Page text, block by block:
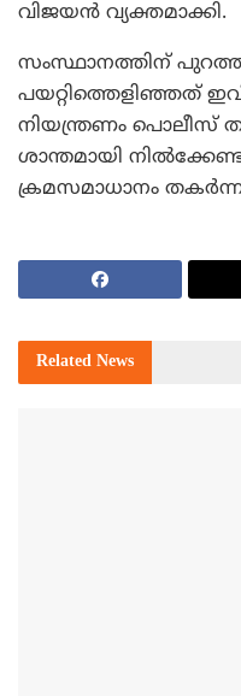
വിജയന്‍ വ്യക്തമാക്കി.
സംസ്ഥാനത്തിന്
പയറ്റിത്തെളിഞ്ഞത്
നിയന്ത്രണം പൊലീസ്
ശാന്തമായി
ക്രമസമാധാനം
Related News